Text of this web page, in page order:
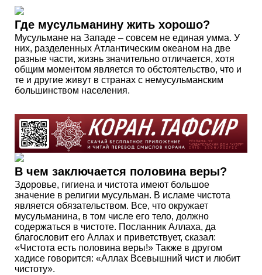
Где мусульманину жить хорошо?
Мусульмане на Западе – совсем не единая умма. У
них, разделенных Атлантическим океаном на две
разные части, жизнь значительно отличается, хотя
общим моментом является то обстоятельство, что и
те и другие живут в странах с немусульманским
большинством населения.
В чем заключается половина веры?
Здоровье, гигиена и чистота имеют большое
значение в религии мусульман. В исламе чистота
является обязательством. Все, что окружает
мусульманина, в том числе его тело, должно
содержаться в чистоте. Посланник Аллаха, да
благословит его Аллах и приветствует, сказал:
«Чистота есть половина веры!» Также в другом
хадисе говорится: «Аллах Всевышний чист и любит
чистоту».